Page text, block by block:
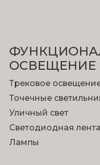
ОСВЕЩЕНИЕ
Трековое
Точечные
Уличный свет
Светодиодная лента
Лампы